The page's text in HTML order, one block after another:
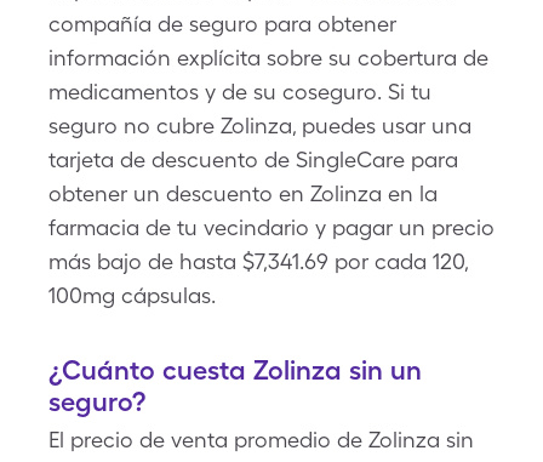
compañía de seguro para obtener
información explícita sobre su cobertura de
medicamentos y de su coseguro. Si tu
seguro no cubre Zolinza, puedes usar una
tarjeta de descuento de SingleCare para
obtener un descuento en Zolinza en la
farmacia de tu vecindario y pagar un precio
más bajo de hasta $7,341.69 por cada 120,
100mg cápsulas.
¿Cuánto cuesta Zolinza sin un
seguro?
El precio de venta promedio de Zolinza sin